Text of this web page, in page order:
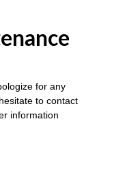
for any
to contact
information